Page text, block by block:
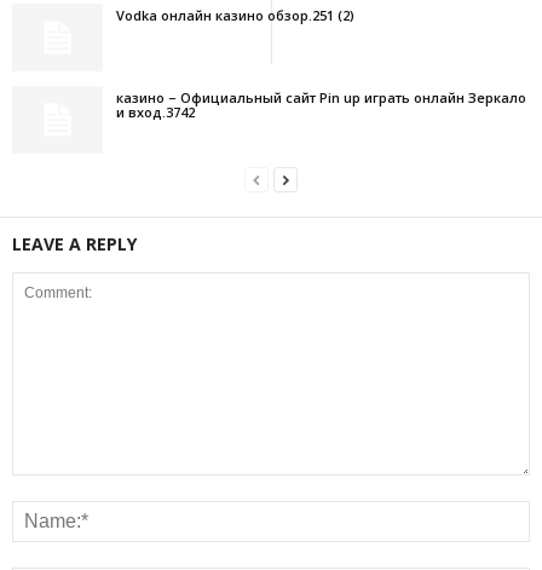
Vodka онлайн казино обзор.251 (2)
казино – Официальный сайт Pin up играть онлайн Зеркало
и вход.3742
LEAVE A REPLY